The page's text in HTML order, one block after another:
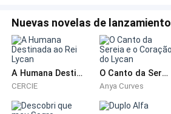
natural não era veloz o suficiente
Ele ordenou que me levassem até
me fitou com autoridade.
— Me cure — ordenou. — Agora.
Nuevas novelas de lanzamiento
A Humana Destinada ao Rei Lycan
CERCIE
O Canto da Sereia e o Coração do Lycan
Anya Curves